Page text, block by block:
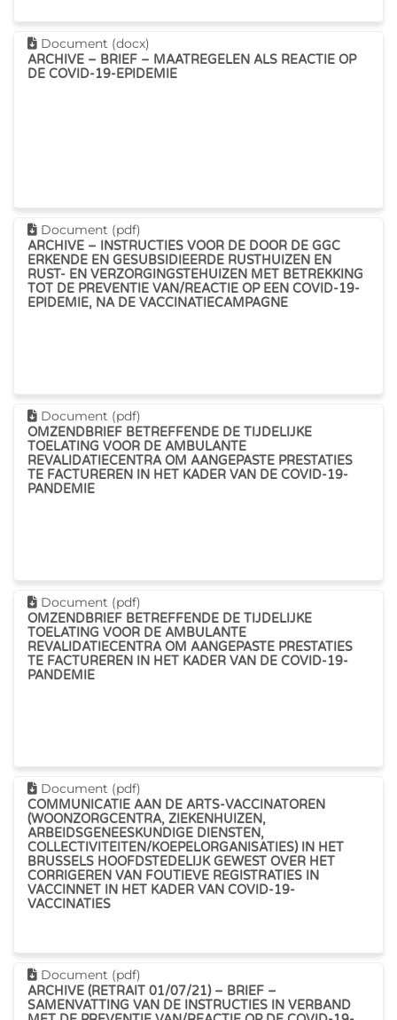
Dit document downloaden
Document (docx)
ARCHIVE – BRIEF – MAATREGELEN ALS REACTIE OP
DE COVID-19-EPIDEMIE
Dit document downloaden
Document (pdf)
ARCHIVE – INSTRUCTIES VOOR DE DOOR DE GGC
ERKENDE EN GESUBSIDIEERDE RUSTHUIZEN EN
RUST- EN VERZORGINGSTEHUIZEN MET BETREKKING
TOT DE PREVENTIE VAN/REACTIE OP EEN COVID-19-
EPIDEMIE, NA DE VACCINATIECAMPAGNE
Dit document downloaden
Document (pdf)
OMZENDBRIEF BETREFFENDE DE TIJDELIJKE
TOELATING VOOR DE AMBULANTE
REVALIDATIECENTRA OM AANGEPASTE PRESTATIES
TE FACTUREREN IN HET KADER VAN DE COVID-19-
PANDEMIE
Dit document downloaden
Document (pdf)
OMZENDBRIEF BETREFFENDE DE TIJDELIJKE
TOELATING VOOR DE AMBULANTE
REVALIDATIECENTRA OM AANGEPASTE PRESTATIES
TE FACTUREREN IN HET KADER VAN DE COVID-19-
PANDEMIE
Dit document downloaden
Document (pdf)
COMMUNICATIE AAN DE ARTS-VACCINATOREN
(WOONZORGCENTRA, ZIEKENHUIZEN,
ARBEIDSGENEESKUNDIGE DIENSTEN,
COLLECTIVITEITEN/KOEPELORGANISATIES) IN HET
BRUSSELS HOOFDSTEDELIJK GEWEST OVER HET
CORRIGEREN VAN FOUTIEVE REGISTRATIES IN
VACCINNET IN HET KADER VAN COVID-19-
VACCINATIES
Dit document downloaden
Document (pdf)
ARCHIVE (RETRAIT 01/07/21) – BRIEF –
SAMENVATTING VAN DE INSTRUCTIES IN VERBAND